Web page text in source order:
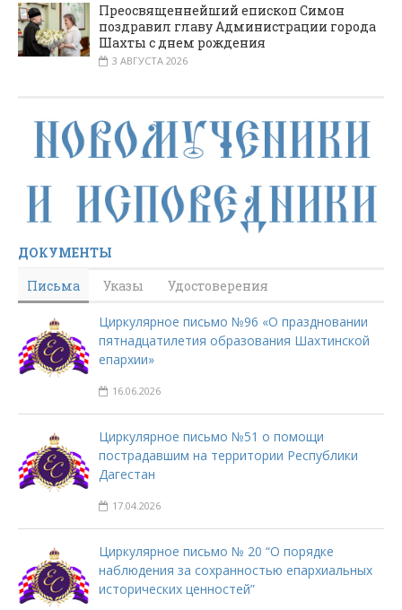
Преосвященнейший епископ Симон
поздравил главу Администрации города
Шахты с днем рождения
3 АВГУСТА 2026
ДОКУМЕНТЫ
Письма
Указы Удостоверения
Циркулярное письмо №96 «О праздновании
пятнадцатилетия образования Шахтинской
епархии»
16.06.2026
Циркулярное письмо №51 о помощи
пострадавшим на территории Республики
Дагестан
17.04.2026
Циркулярное письмо № 20 “О порядке
наблюдения за сохранностью епархиальных
исторических ценностей”